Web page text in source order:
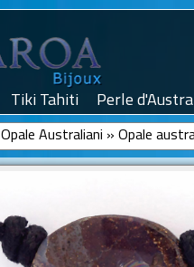
Tiki Tahiti Perle
Opale Australiani » Opale